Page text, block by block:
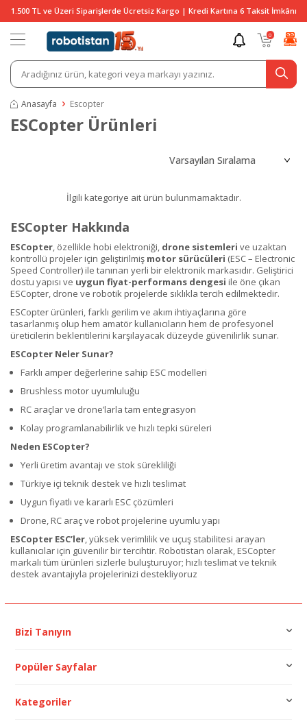
1.500 TL ve Üzeri Siparişlerde Ücretsiz Kargo | Kredi Kartına 6 Taksit İmkânı
0
Anasayfa Escopter
ESCopter Ürünleri
İlgili kategoriye ait ürün bulunmamaktadır.
ESCopter Hakkında
ESCopter, özellikle hobi elektroniği, drone sistemleri ve uzaktan
kontrollü projeler için geliştirilmiş motor sürücüleri (ESC – Electronic
Speed Controller) ile tanınan yerli bir elektronik markasıdır. Geliştirici
dostu yapısı ve uygun fiyat-performans dengesi ile öne çıkan
ESCopter, drone ve robotik projelerde sıklıkla tercih edilmektedir.
ESCopter ürünleri, farklı gerilim ve akım ihtiyaçlarına göre
tasarlanmış olup hem amatör kullanıcıların hem de profesyonel
üreticilerin beklentilerini karşılayacak düzeyde güvenilirlik sunar.
ESCopter Neler Sunar?
Farklı amper değerlerine sahip ESC modelleri
Brushless motor uyumluluğu
RC araçlar ve drone’larla tam entegrasyon
Kolay programlanabilirlik ve hızlı tepki süreleri
Neden ESCopter?
Yerli üretim avantajı ve stok sürekliliği
Türkiye içi teknik destek ve hızlı teslimat
Uygun fiyatlı ve kararlı ESC çözümleri
Drone, RC araç ve robot projelerine uyumlu yapı
ESCopter ESC’ler, yüksek verimlilik ve uçuş stabilitesi arayan
kullanıcılar için güvenilir bir tercihtir. Robotistan olarak, ESCopter
markalı tüm ürünleri sizlerle buluşturuyor; hızlı teslimat ve teknik
destek avantajıyla projelerinizi destekliyoruz
Bizi Tanıyın
Popüler Sayfalar
Kategoriler